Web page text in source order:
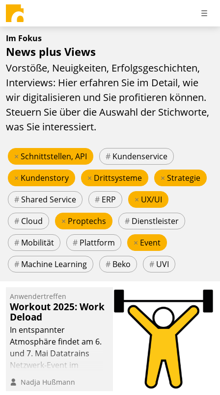
Im Fokus
News plus Views
Vorstöße, Neuigkeiten, Erfolgsgeschichten,
Interviews: Hier erfahren Sie im Detail, wie
wir digitalisieren und Sie profitieren können.
Steuern Sie über die Auswahl der Stichworte,
was Sie interessiert.
× Schnittstellen, API # Kundenservice
× Kundenstory × Drittsysteme × Strategie
#Shared Service # ERP × UX/UI
# Cloud × Proptechs # Dienstleister
# Mobilität # Plattform × Event
# Machine Learning # Beko # UVI
Anwendertreffen
Workout 2025: Work
Deload
In entspannter
Atmosphäre findet am 6.
und 7. Mai Datatrains
Netzwerk-Event im
Kunden- und Partnerkreis
statt. Zentrale Frage: Wie
Nadja Hußmann